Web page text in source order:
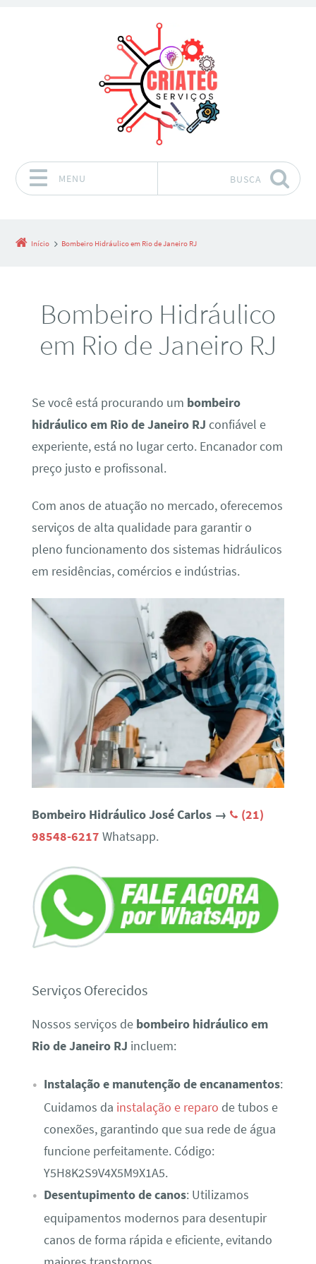
MENU BUSCA
Início Bombeiro Hidráulico em Rio de Janeiro RJ
Bombeiro Hidráulico
em Rio de Janeiro RJ
Se você está procurando um bombeiro
hidráulico em Rio de Janeiro RJ confiável e
experiente, está no lugar certo. Encanador com
preço justo e profissonal.
Com anos de atuação no mercado, oferecemos
serviços de alta qualidade para garantir o
pleno funcionamento dos sistemas hidráulicos
em residências, comércios e indústrias.
Bombeiro Hidráulico José Carlos →
(21)
98548-6217 Whatsapp.
Serviços Oferecidos
Nossos serviços de bombeiro hidráulico em
Rio de Janeiro RJ incluem:
Instalação e manutenção de encanamentos:
Cuidamos da instalação e reparo de tubos e
conexões, garantindo que sua rede de água
funcione perfeitamente. Código:
Y5H8K2S9V4X5M9X1A5.
Desentupimento de canos: Utilizamos
equipamentos modernos para desentupir
canos de forma rápida e eficiente, evitando